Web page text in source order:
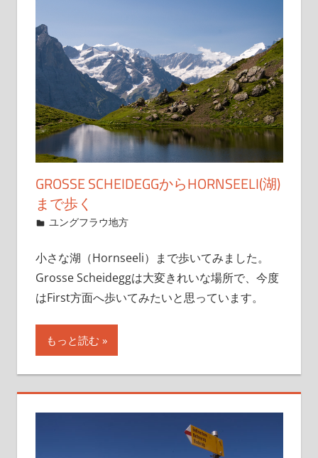
GROSSE SCHEIDEGGからHORNSEELI(湖)
まで歩く
2019年12月3日
管理者
ユングフラウ地方
小さな湖（Hornseeli）まで歩いてみました。
Grosse Scheideggは大変きれいな場所で、今度
はFirst方面へ歩いてみたいと思っています。
もっと読む